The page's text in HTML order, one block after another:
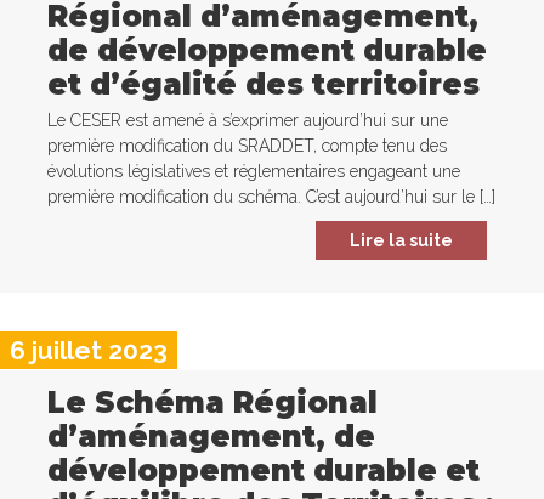
Régional d’aménagement,
de développement durable
et d’égalité des territoires
Le CESER est amené à s’exprimer aujourd’hui sur une
première modification du SRADDET, compte tenu des
évolutions législatives et réglementaires engageant une
première modification du schéma. C’est aujourd’hui sur le […]
Lire la suite
6 juillet 2023
Le Schéma Régional
d’aménagement, de
développement durable et